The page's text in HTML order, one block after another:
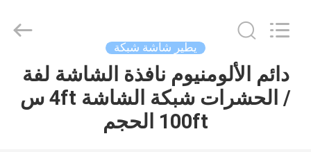
الصفحة
الرئيسية
Reserved.
يطير شاشة شبكة
دائم الألومنيوم نافذة الشاشة لفة
/ الحشرات شبكة الشاشة 4ft س
100ft الحجم